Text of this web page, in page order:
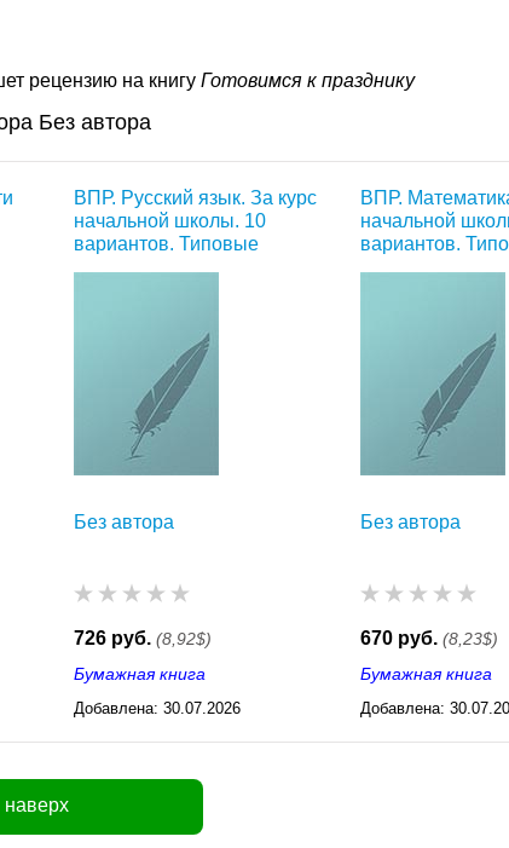
рецензию на книгу Готовимся к празднику
Без автора
ВПР. Русский язык. За курс
начальной школы. 10
вариантов. Типовые
Без автора
726 руб. (8,92$)
Бумажная книга
Добавлена: 30.07.2026
03:23
ВПР.
начальной
вариантов.
Без автора
670 руб. (8,23$)
Бумажная книга
Добавлена:
03:23
наверх